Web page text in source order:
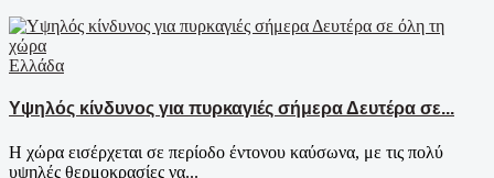
Ελλάδα
Υψηλός κίνδυνος για πυρκαγιές σήμερα Δευτέρα σε...
Η χώρα εισέρχεται σε περίοδο έντονου καύσωνα, με τις πολύ
υψηλές θερμοκρασίες να...